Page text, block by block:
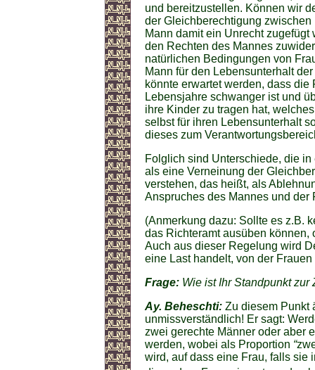
und bereitzustellen. Können wir
der Gleichberechtigung
Mann damit ein Unrecht
den Rechten des Mannes
natürlichen Bedingungen von
Mann für den Lebensunterhalt
könnte erwartet werden, dass
Lebensjahre schwanger ist und
ihre Kinder zu tragen hat,
selbst für ihren Lebensunterhalt
dieses zum
Folglich sind Unterschiede, die
als eine Verneinung der
verstehen, das heißt, als
Anspruches des Mannes und der
(Anmerkung dazu: Sollte es z.B.
das Richteramt ausüben
Auch aus dieser Regelung wird
eine Last handelt, von der
Frage: Wie ist Ihr Standpunkt
Ay. Beheschti: Zu diesem Punkt
unmissverständlich! Er sagt:
zwei gerechte Männer oder aber
werden, wobei als Proportion “
wird, auf dass eine Frau, falls sie